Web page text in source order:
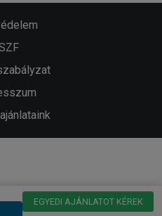
EGYEDI AJÁNLATOT KÉREK